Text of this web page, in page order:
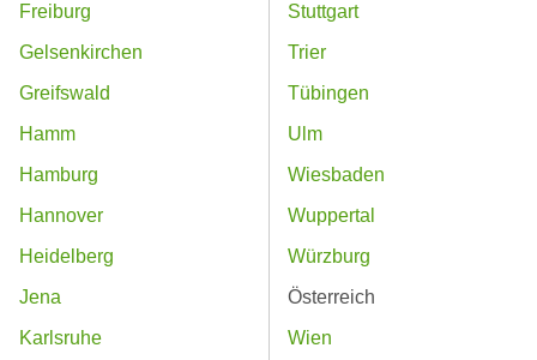
Freiburg
Gelsenkirchen
Greifswald
Hamm
Hamburg
Hannover
Heidelberg
Jena
Karlsruhe
Stuttgart
Trier
Tübingen
Ulm
Wiesbaden
Wuppertal
Würzburg
Österreich
Wien